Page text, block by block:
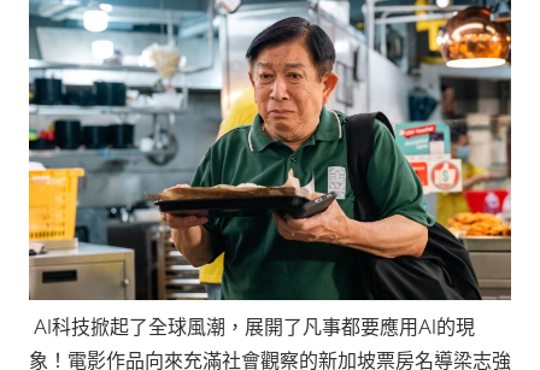
AI科技掀起了全球風潮，展開了凡事都要應用AI的現
象！電影作品向來充滿社會觀察的新加坡票房名導梁志強